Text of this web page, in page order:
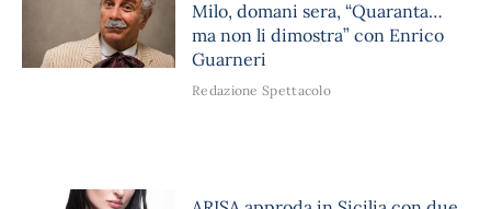
Milo, domani sera, “Quaranta…
ma non li dimostra” con Enrico
Guarneri
Redazione Spettacolo